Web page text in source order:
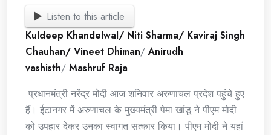
Listen to this article
Kuldeep Khandelwal/ Niti Sharma/ Kaviraj Singh
Chauhan/ Vineet Dhiman/Anirudh
vashisth/ Mashruf Raja
प्रधानमंत्री नरेंद्र मोदी आज शनिवार अरुणाचल प्रदेश पहुंचे हुए
हैं। ईटानगर में अरुणाचल के मुख्यमंत्री पेमा खांडू ने पीएम मोदी
को उपहार देकर उनका स्वागत सत्कार किया। पीएम मोदी ने यहां